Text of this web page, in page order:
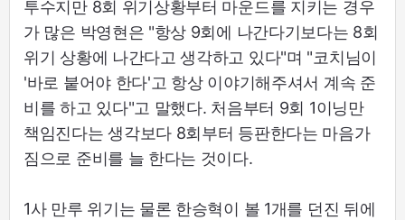
투수지만 8회 위기상황부터 마운드를 지키는 경우
가 많은 박영현은 "항상 9회에 나간다기보다는 8회
위기 상황에 나간다고 생각하고 있다"며 "코치님이
'바로 붙어야 한다'고 항상 이야기해주셔서 계속 준
비를 하고 있다"고 말했다. 처음부터 9회 1이닝만
책임진다는 생각보다 8회부터 등판한다는 마음가
짐으로 준비를 늘 한다는 것이다.
1사 만루 위기는 물론 한승혁이 볼 1개를 던진 뒤에